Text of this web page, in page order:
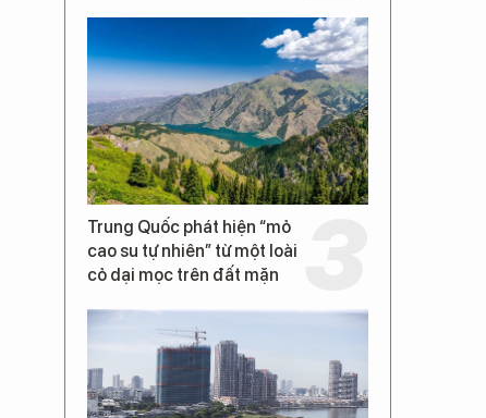
Trung Quốc phát hiện “mỏ
cao su tự nhiên” từ một loài
cỏ dại mọc trên đất mặn